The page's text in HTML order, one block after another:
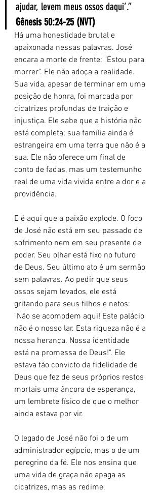
ajudar, levem meus ossos daqui’.”
Gênesis 50:24-25 (NVT)
Há uma honestidade brutal e
apaixonada nessas palavras. José
encara a morte de frente: "Estou para
morrer". Ele não adoça a realidade.
Sua vida, apesar de terminar em uma
posição de honra, foi marcada por
cicatrizes profundas de traição e
injustiça. Ele sabe que a história não
está completa; sua família ainda é
estrangeira em uma terra que não é a
sua. Ele não oferece um final de
conto de fadas, mas um testemunho
real de uma vida vivida entre a dor e a
providência.
E é aqui que a paixão explode. O foco
de José não está em seu passado de
sofrimento nem em seu presente de
poder. Seu olhar está fixo no futuro
de Deus. Seu último ato é um sermão
sem palavras. Ao pedir que seus
ossos sejam levados, ele está
gritando para seus filhos e netos:
"Não se acomodem aqui! Este palácio
não é o nosso lar. Esta riqueza não é a
nossa herança. Nossa identidade
está na promessa de Deus!". Ele
estava tão convicto da fidelidade de
Deus que fez de seus próprios restos
mortais uma âncora de esperança,
um lembrete físico de que o melhor
ainda estava por vir.
O legado de José não foi o de um
administrador egípcio, mas o de um
peregrino da fé. Ele nos ensina que
uma vida de graça não apaga as
cicatrizes, mas as redime,